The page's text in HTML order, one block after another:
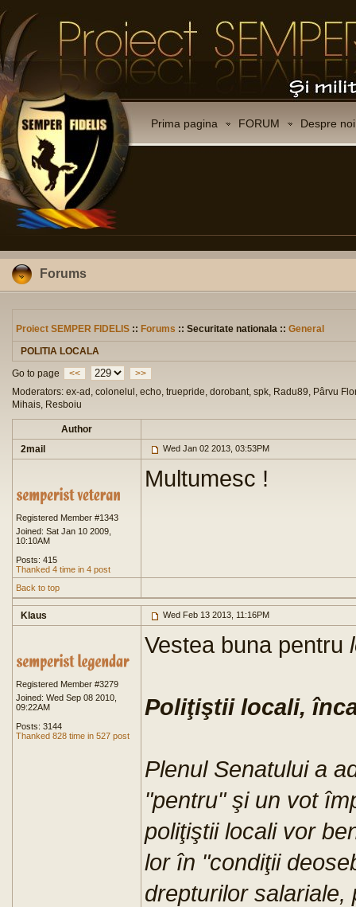
Prima pagina FORUM Despre noi
Forums
Proiect SEMPER FIDELIS :: Forums :: Securitate nationala :: General
POLITIA LOCALA
Go to page
<<
>>
Moderators: ex-ad, colonelul, echo, truepride, dorobant, spk, Radu89, Pârvu
Mihais, Resboiu
Author
2mail
Wed Jan 02 2013, 03:53PM
Registered Member #1343
Joined: Sat Jan 10 2009,
10:10AM
Posts: 415
Thanked 4 time in 4 post
Multumesc !
Back to top
Klaus Wed Feb 13 2013, 11:16PM
Registered Member #3279
Joined: Wed Sep 08 2010,
09:22AM
Posts: 3144
Thanked 828 time in 527 post
Vestea buna pentru
Poliţiştii locali,
Plenul Senatului a
"pentru" şi un vot
poliţiştii locali vor
lor în "condiţii
drepturilor salariale,